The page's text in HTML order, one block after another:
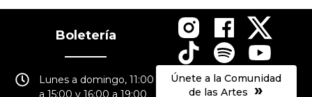
Boletería
Lunes a domingo, 11:00
a 15:00 y 16:00 a 19:00
Únete a la Comunidad
de las Artes »